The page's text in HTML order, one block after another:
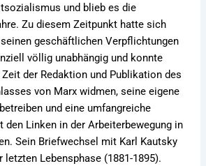
und blieb es die
Zu diesem Zeitpunkt hatte sich
geschäftlichen Verpflichtungen
völlig unabhängig und konnte
der Redaktion und Publikation des
von Marx widmen, seine eigene
und eine umfangreiche
den Linken in der Arbeiterbewegung in
Sein Briefwechsel mit Karl Kautsky
Lebensphase (1881-1895).